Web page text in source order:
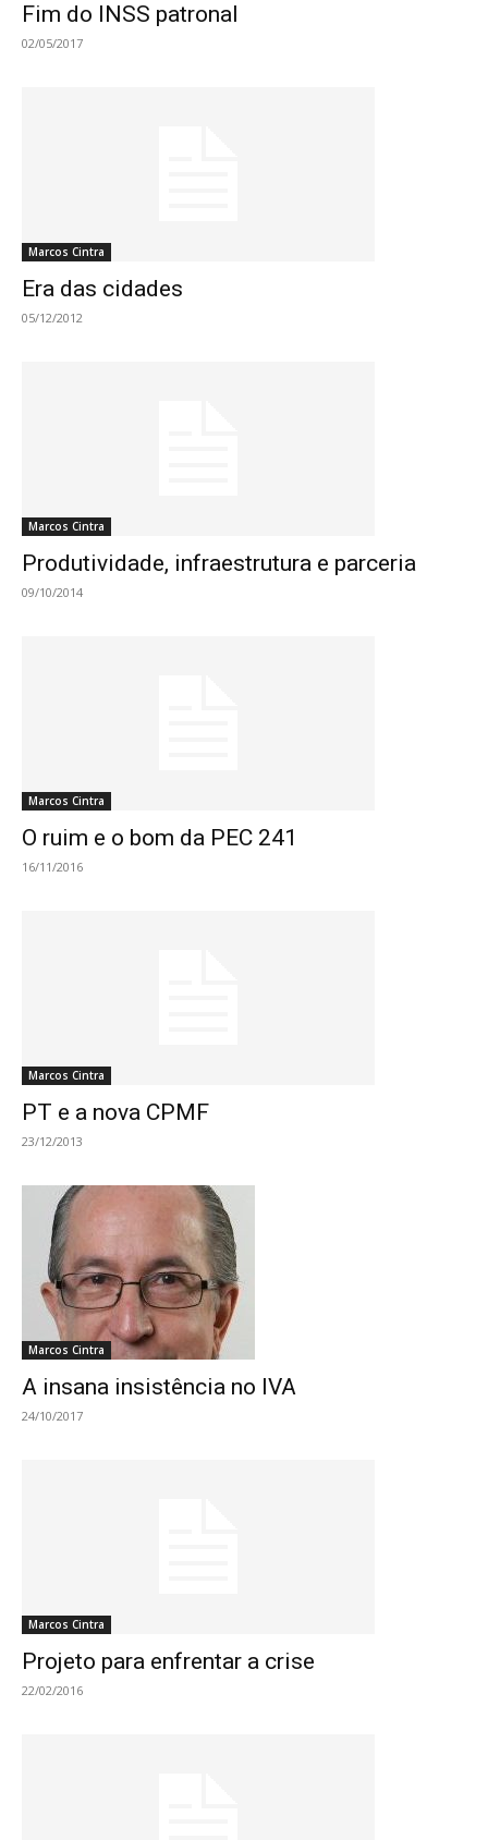
Fim do INSS patronal
02/05/2017
Marcos Cintra
Era das cidades
05/12/2012
Marcos Cintra
Produtividade, infraestrutura e parceria
09/10/2014
Marcos Cintra
O ruim e o bom da PEC 241
16/11/2016
Marcos Cintra
PT e a nova CPMF
23/12/2013
Marcos Cintra
A insana insistência no IVA
24/10/2017
Marcos Cintra
Projeto para enfrentar a crise
22/02/2016